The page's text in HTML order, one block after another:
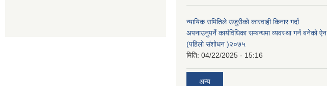
न्यायिक समितिले उजुरीको कारवाही किनार गर्दा
अपनाउनुपर्ने कार्यविधिका सम्बन्धमा व्यवस्था गर्न बनेको ऐन
(पहिलो संशोधन )२०७५
मिति: 04/22/2025 - 15:16
अन्य